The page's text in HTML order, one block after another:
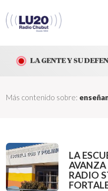
LA GENTE Y SU
Más contenido sobre:
LA
RADIO